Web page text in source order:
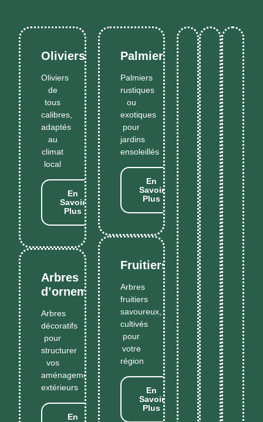
Oliviers
Oliviers
de
tous
calibres,
adaptés
au
climat
local
En
Savoir
Plus
Arbres
d’ornement
Arbres
décoratifs
pour
structurer
vos
aménagements
extérieurs
En
Palmiers
Palmiers
rustiques
ou
exotiques
pour
jardins
ensoleillés
En
Savoir
Plus
Fruitiers
Arbres
fruitiers
savoureux,
cultivés
pour
votre
région
En
Savoir
Plus
Plantes
Essences
typiques
du
sud,
résistantes
et
décoratives
Savoir
Plus
Plantes
de
haies
Végétaux
pour
haies
denses
et
faciles
Plus
et